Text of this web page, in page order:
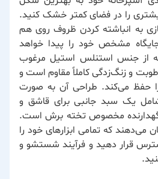
را در فضای کمتر خشک کنید.
به انباشته کردن ظروف روی هم
مشخص خود را پیدا خواهد
از جنس استنلس استیل مرغوب
و زنگ‌زدگی کاملاً مقاوم است و
حفظ می‌کند. طراحی آن به صورت
یک سبد جانبی برای قاشق و
مخصوص تخته برش است.
می‌دهند که تمامی ابزارهای خود را
قرار دهید و فرآیند شستشو و